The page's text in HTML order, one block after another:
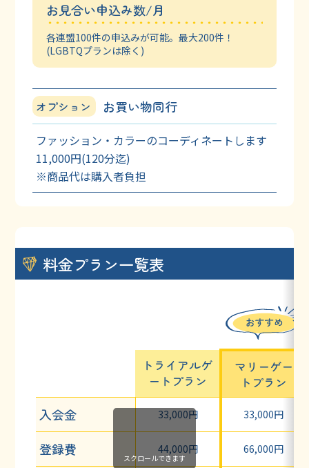
お見合い申込み数/月
各連盟100件の申込みが可能。最大200件！
(LGBTQプランは除く)
オプション お買い物同行
ファッション・カラーのコーディネートします
11,000円(120分迄)
※商品代は購入者負担
料金プラン一覧表
トライアルゲ
ート プラン
マリーゲー
ト プラン
入会金 33,000円 33,000円
登録費 44,000円 66,000円
スクロールできます